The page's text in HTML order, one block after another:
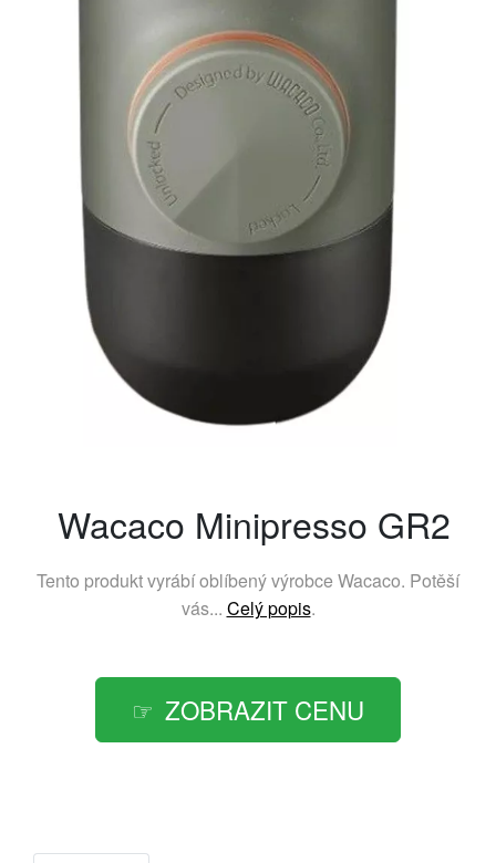
Wacaco Minipresso GR2
Tento produkt vyrábí oblíbený výrobce Wacaco. Potěší
vás... Celý popis.
ZOBRAZIT CENU